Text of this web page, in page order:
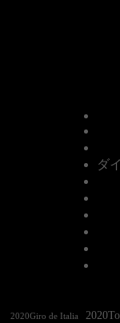
ダ
2020Giro de Italia